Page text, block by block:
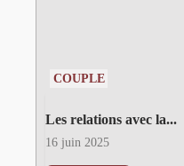
COUPLE
Les relations avec la...
16 juin 2025